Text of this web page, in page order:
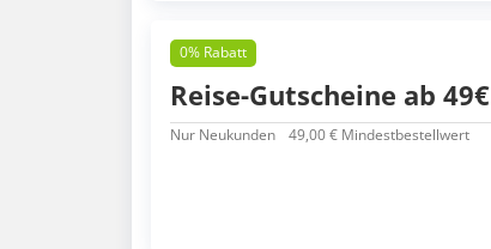
0% Rabatt
Reise-Gutscheine ab 49€
Nur Neukunden 49,00 € Mindestbestellwert